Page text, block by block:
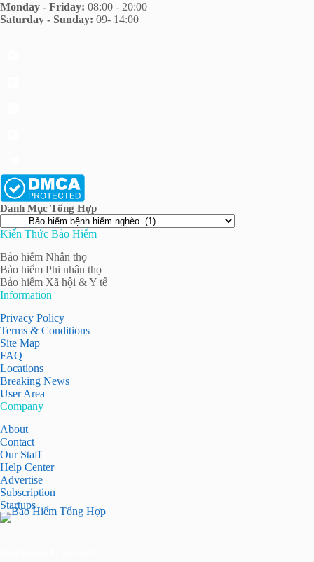
Monday - Friday: 08:00 - 20:00
Saturday - Sunday: 09- 14:00
Danh Mục Tổng Hợp
Kiến Thức Bảo Hiểm
Bảo hiểm Nhân thọ
Bảo hiểm Phi nhân thọ
Bảo hiểm Xã hội & Y tế
Information
Privacy Policy
Terms & Conditions
Site Map
FAQ
Locations
Breaking News
User Area
Company
About
Contact
Our Staff
Help Center
Advertise
Subscription
Startups